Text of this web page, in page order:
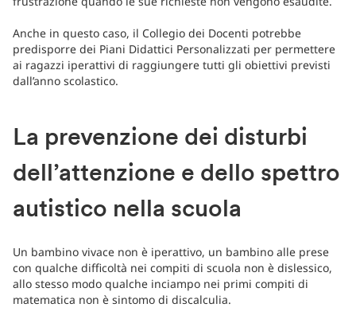
Anche in questo caso, il Collegio dei Docenti potrebbe
predisporre dei Piani Didattici Personalizzati per permettere
ai ragazzi iperattivi di raggiungere tutti gli obiettivi previsti
dall’anno scolastico.
La prevenzione dei disturbi
dell’attenzione e dello spettro
autistico nella scuola
Un bambino vivace non è iperattivo, un bambino alle prese
con qualche difficoltà nei compiti di scuola non è dislessico,
allo stesso modo qualche inciampo nei primi compiti di
matematica non è sintomo di discalculia.